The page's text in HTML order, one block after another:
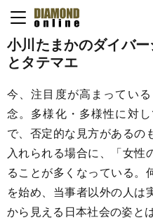
小川たまかのダイバ
とタテマエ
今、注目度が高まってい
念。多様化・多様性に対
で、否定的な見方があるの
入れられる場合に、「女性
ることが多くなっている。
を始め、当事者以外の人は
から見える日本社会の姿と